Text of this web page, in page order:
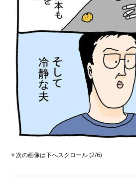
▼次の画像は下へスクロール (2/6)